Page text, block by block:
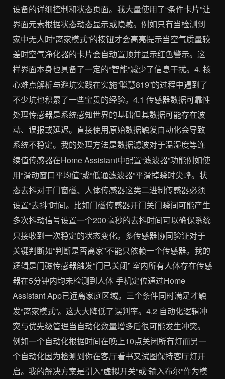
设备的详细控制和状态页面。我大量使用了“条件卡片”让
界面元素根据状态动态显示或隐藏。例如只有当检测到
家中无人时“离家模式”的按钮才会高亮提示当空气质量较
差时空气净化器的卡片会自动置顶并显示红色警示。这
样界面本身也具备了一定的“智能”减少了信息干扰。4. 核
心难点解析与避坑实践在实施“聪慧819”的过程中遇到了
不少坑也积累了一些宝贵的经验。4.1 传感器数据可靠性
处理传感器是系统感知世界的基础但其数据可能存在波
动、误报或延迟。直接使用原始数据触发自动化会导致
系统不稳定。我的处理方法是数据滤波对于温湿度等连
续值传感器在Home Assistant中配置“滤波器”功能例如使
用“滑动窗口平均值”或“低通滤波器”平滑掉瞬时尖峰。状
态去抖对于门窗磁、人体传感器这类二进制传感器必须
设置“去抖”时间。比如门磁传感器开门关门瞬间可能产生
多次抖动信号设置一个200毫秒的去抖时间可以确保系统
只接收到一次稳定的状态变化。多传感器协同验证对于
关键判断如“判断是否离家”不能只依赖一个传感器。我的
逻辑是门磁传感器触发“门已关闭” 室内所有人体存在传感
器在5分钟内均未检测到人体 手机定位通过Home
Assistant App已远离家庭区域。三个条件同时满足才触
发“离家模式”。这大大降低了误判率。4.2 自动化逻辑冲
突与优先级管理当自动化数量增多后很可能发生冲突。
例如一个自动化根据时间在晚上10点关闭所有灯而另一
个自动化因为检测到你在客厅看书又试图保持客厅灯开
启。我的解决方案是引入“虚拟开关”或“输入布尔”作为模